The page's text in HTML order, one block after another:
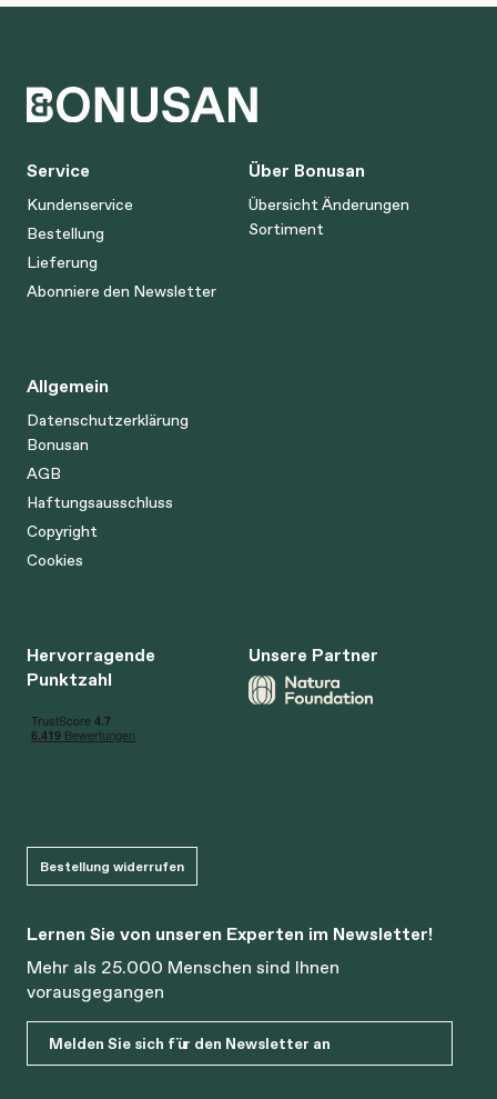
Service
Kundenservice
Bestellung
Lieferung
Abonniere den Newsletter
Über Bonusan
Übersicht Änderungen
Sortiment
Allgemein
Datenschutzerklärung
Bonusan
AGB
Haftungsausschluss
Copyright
Cookies
Hervorragende
Punktzahl
Unsere Partner
Bestellung widerrufen
Lernen Sie von unseren Experten im Newsletter!
Mehr als 25.000 Menschen sind Ihnen
vorausgegangen
Melden Sie sich für den Newsletter an